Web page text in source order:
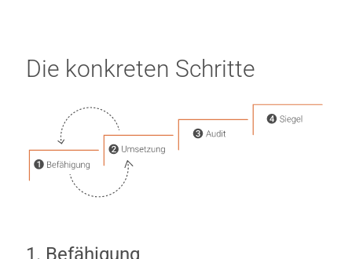
Die konkreten Schritte
1. Befähigung